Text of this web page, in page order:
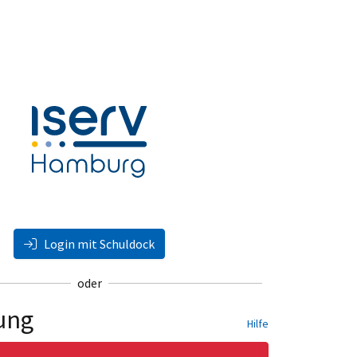
Login mit Schuldock
oder
Hilfe